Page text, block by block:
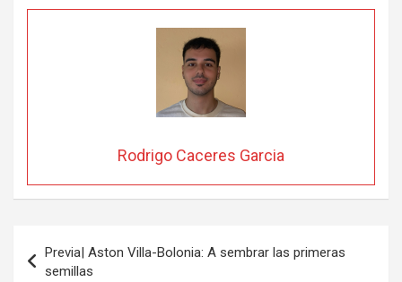
Rodrigo Caceres Garcia
de
Previa| Aston Villa-Bolonia: A sembrar las primeras
semillas